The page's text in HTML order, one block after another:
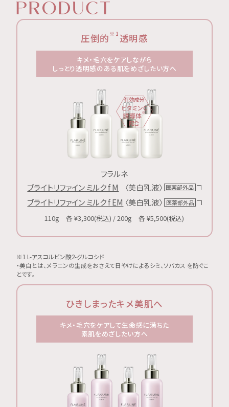
圧倒的 ※1 透明感
キメ・毛穴をケアしながら
しっとり透明感のある肌をめざしたい方へ
有効成分
ビタミンC
誘導体※
配合
フラルネ
ブライトリファイン ミルク f M
〈美白乳液〉 医薬部外品
ブライトリファイン ミルク f EM 〈美白乳液〉 医薬部外品
110g 各 ¥3,300(税込) / 200g 各 ¥5,500(税込)
※1 L-アスコルビン酸2-グルコシド
・美白とは、メラニンの生成をおさえて日やけによるシミ、ソバカス を防ぐこ
とです。
ひきしまったキメ美肌へ
キメ・毛穴をケアして生命感に満ちた
素肌をめざしたい方へ